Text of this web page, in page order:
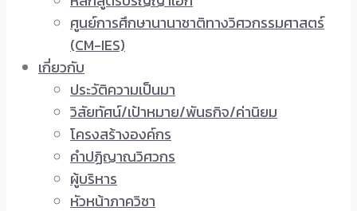
ศูนย์การศึกษานานาชาติทางวิศวกรรมศาสตร์
(CM-IES)
เกี่ยวกับ
ประวัติความเป็นมา
วิสัยทัศน์/เป้าหมาย/พันธกิจ/ค่านิยม
โครงสร้างองค์กร
คำปฏิญาณวิศวกร
ผู้บริหาร
หัวหน้าภาควิชา